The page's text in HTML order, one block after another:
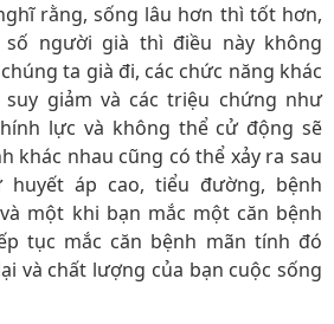
rằng, sống lâu hơn thì tốt hơn,
người già thì điều này không
ta già đi, các chức năng khác
giảm và các triệu chứng như
lực và không thể cử động sẽ
khác nhau cũng có thể xảy ra sau
huyết áp cao, tiểu đường, bệnh
một khi bạn mắc một căn bệnh
tục mắc căn bệnh mãn tính đó
và chất lượng của bạn cuộc sống